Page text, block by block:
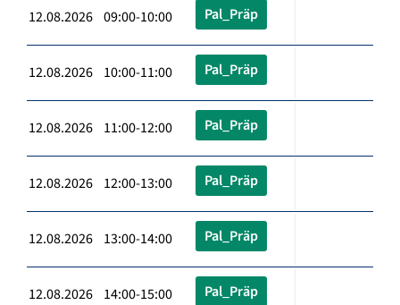
12.08.2026 09:00-10:00 Pal_Präp
12.08.2026 10:00-11:00 Pal_Präp
12.08.2026 11:00-12:00 Pal_Präp
12.08.2026 12:00-13:00 Pal_Präp
12.08.2026 13:00-14:00 Pal_Präp
12.08.2026 14:00-15:00 Pal_Präp